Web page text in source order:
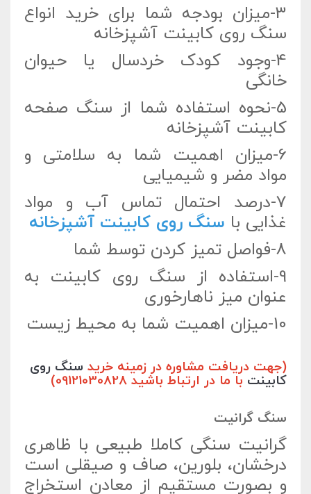
3-میزان بودجه شما برای خرید انواع
سنگ روی کابینت آشپزخانه
4-وجود کودک خردسال یا حیوان
خانگی
5-نحوه استفاده شما از سنگ صفحه
کابینت آشپزخانه
6-میزان اهمیت شما به سلامتی و
مواد مضر و شیمیایی
7-درصد احتمال تماس آب و مواد
غذایی با سنگ روی کابینت آشپزخانه
8-فواصل تمیز کردن توسط شما
9-استفاده از سنگ روی کابینت به
عنوان میز ناهارخوری
10-میزان اهمیت شما به محیط زیست
(جهت دریافت مشاوره در زمینه خرید سنگ روی
کابینت با ما در ارتباط باشید 09121030828)
سنگ گرانیت
گرانیت سنگی کاملا طبیعی با ظاهری
درخشان، بلورین، صاف و صیقلی است
و بصورت مستقیم از معادن استخراج